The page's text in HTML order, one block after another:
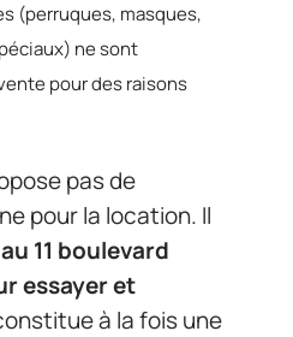
(perruques, masques,
ne sont
pour des raisons
pas de
pour la location. Il
11 boulevard
essayer et
à la fois une